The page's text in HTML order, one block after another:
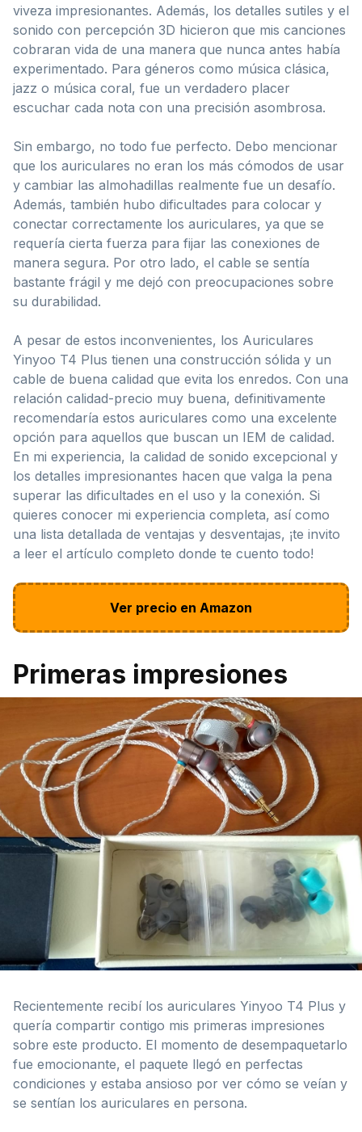
viveza impresionantes. Además, los detalles sutiles y el
sonido con percepción 3D hicieron que mis canciones
cobraran vida de una manera que nunca antes había
experimentado. Para géneros como música clásica,
jazz o música coral, fue un verdadero placer
escuchar cada nota con una precisión asombrosa.
Sin embargo, no todo fue perfecto. Debo mencionar
que los auriculares no eran los más cómodos de usar
y cambiar las almohadillas realmente fue un desafío.
Además, también hubo dificultades para colocar y
conectar correctamente los auriculares, ya que se
requería cierta fuerza para fijar las conexiones de
manera segura. Por otro lado, el cable se sentía
bastante frágil y me dejó con preocupaciones sobre
su durabilidad.
A pesar de estos inconvenientes, los Auriculares
Yinyoo T4 Plus tienen una construcción sólida y un
cable de buena calidad que evita los enredos. Con una
relación calidad-precio muy buena, definitivamente
recomendaría estos auriculares como una excelente
opción para aquellos que buscan un IEM de calidad.
En mi experiencia, la calidad de sonido excepcional y
los detalles impresionantes hacen que valga la pena
superar las dificultades en el uso y la conexión. Si
quieres conocer mi experiencia completa, así como
una lista detallada de ventajas y desventajas, ¡te invito
a leer el artículo completo donde te cuento todo!
Ver precio en Amazon
Primeras impresiones
Recientemente recibí los auriculares Yinyoo T4 Plus y
quería compartir contigo mis primeras impresiones
sobre este producto. El momento de desempaquetarlo
fue emocionante, el paquete llegó en perfectas
condiciones y estaba ansioso por ver cómo se veían y
se sentían los auriculares en persona.